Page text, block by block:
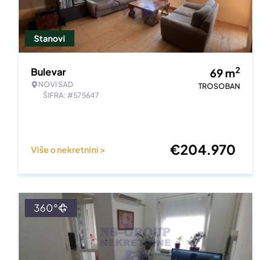
Stanovi
Bulevar
NOVI SAD
ŠIFRA: #575647
69 m2
TROSOBAN
Više o nekretnini > €204.970
360°